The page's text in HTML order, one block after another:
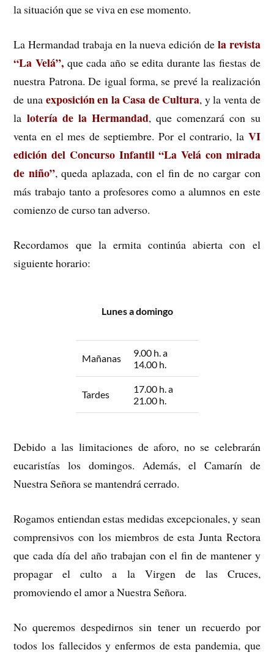
la situación que se viva en ese momento.
La Hermandad trabaja en la nueva edición de la revista
“La Velá”, que cada año se edita durante las fiestas de
nuestra Patrona. De igual forma, se prevé la realización
de una exposición en la Casa de Cultura, y la venta de
la lotería de la Hermandad, que comenzará con su
venta en el mes de septiembre. Por el contrario, la VI
edición del Concurso Infantil “La Velá con mirada
de niño”, queda aplazada, con el fin de no cargar con
más trabajo tanto a profesores como a alumnos en este
comienzo de curso tan adverso.
Recordamos que la ermita continúa abierta con el
siguiente horario:
Lunes a domingo
Mañanas
9.00 h. a
14.00 h.
Tardes
17.00 h. a
21.00 h.
Debido a las limitaciones de aforo, no se celebrarán
eucaristías los domingos. Además, el Camarín de
Nuestra Señora se mantendrá cerrado.
Rogamos entiendan estas medidas excepcionales, y sean
comprensivos con los miembros de esta Junta Rectora
que cada día del año trabajan con el fin de mantener y
propagar el culto a la Virgen de las Cruces,
promoviendo el amor a Nuestra Señora.
No queremos despedirnos sin tener un recuerdo por
todos los fallecidos y enfermos de esta pandemia, que